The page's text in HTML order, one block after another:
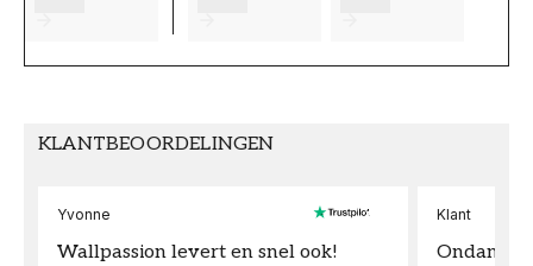
KLANTBEOORDELINGEN
Yvonne
Wallpassion levert en snel ook!
Klant
Ondanks